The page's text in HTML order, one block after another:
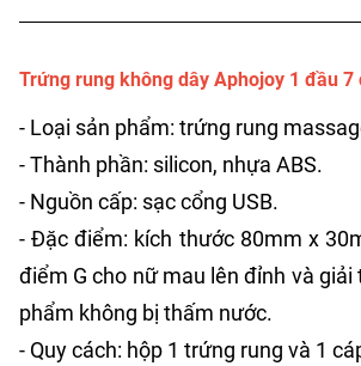
Trứng rung không dây Aphojoy 1 đầu
- Loại sản phẩm: trứng rung
- Thành phần: silicon, nhựa ABS.
- Nguồn cấp: sạc cổng USB.
- Đặc điểm: kích thước 80mm x
điểm G cho nữ mau lên đỉnh và
phẩm không bị thấm nước.
- Quy cách: hộp 1 trứng rung và 1